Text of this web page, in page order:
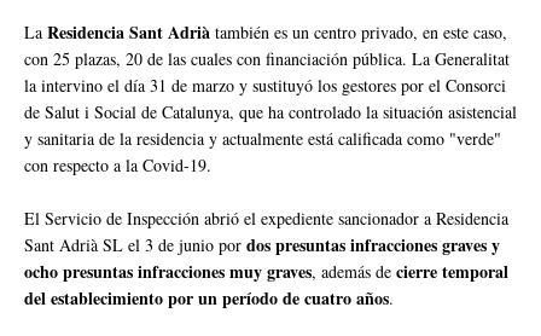
La Residencia Sant Adrià también es un centro privado, en este caso,
con 25 plazas, 20 de las cuales con financiación pública. La Generalitat
la intervino el día 31 de marzo y sustituyó los gestores por el Consorci
de Salut i Social de Catalunya, que ha controlado la situación asistencial
y sanitaria de la residencia y actualmente está calificada como "verde"
con respecto a la Covid-19.
El Servicio de Inspección abrió el expediente sancionador a Residencia
Sant Adrià SL el 3 de junio por dos presuntas infracciones graves y
ocho presuntas infracciones muy graves, además de cierre temporal
del establecimiento por un período de cuatro años.